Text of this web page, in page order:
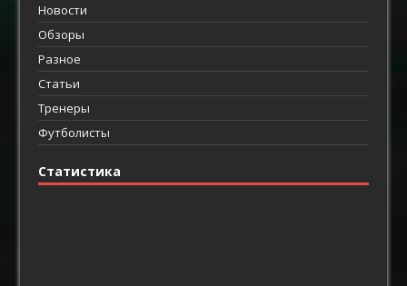
Новости
Обзоры
Разное
Статьи
Тренеры
Футболисты
Статистика